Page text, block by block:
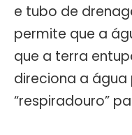
e tubo de
permite que a
que a terra
direciona a água
“respiradouro”